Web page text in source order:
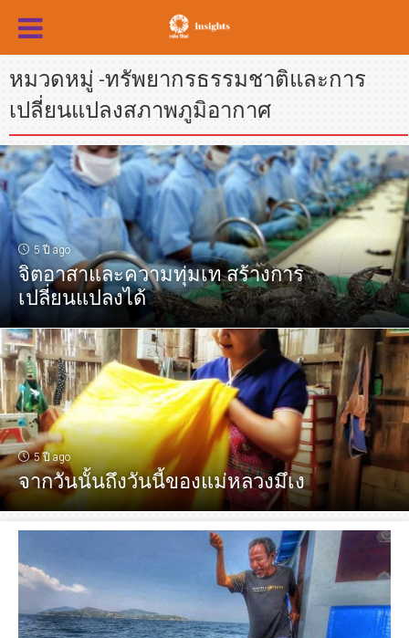
หมวดหมู่ -ทรัพยากรธรรมชาติและการ
เปลี่ยนแปลงสภาพภูมิอากาศ
5 ปี ago
จิตอาสาและความทุ่มเท สร้างการ
เปลี่ยนแปลงได้
5 ปี ago
จากวันนั้นถึงวันนี้ของแม่หลวงมึเง